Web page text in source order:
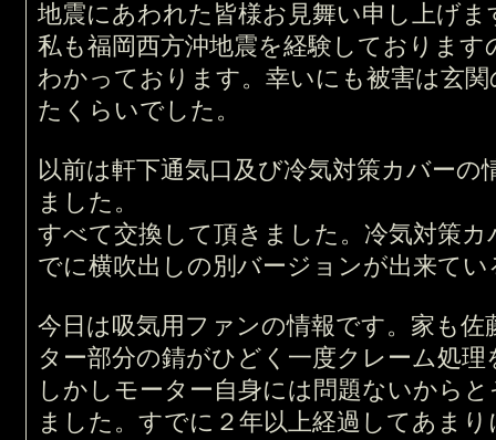
地震にあわれた皆様お見舞い申し上げま
私も福岡西方沖地震を経験しておりま
わかっております。幸いにも被害は玄
たくらいでした。
以前は軒下通気口及び冷気対策カバー
ました。
すべて交換して頂きました。冷気対策
でに横吹出しの別バージョンが出来て
今日は吸気用ファンの情報です。家も佐
ター部分の錆がひどく一度クレーム処
しかしモーター自身には問題ないから
ました。すでに２年以上経過してあま